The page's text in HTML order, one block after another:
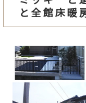
会社概要
ZEHについて
採用情報
と全館床暖